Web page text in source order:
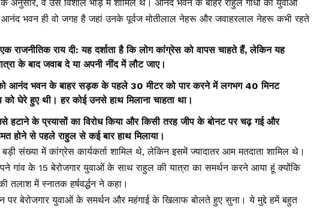
अनुसार, वे उस विशाल भीड़ में शामिल थे। आनंद भवन के बाहर राहुल गांधी का युवाओं
में आनंद भवन ही वो जगह है जहां उनके पूर्वज मोतीलाल नेहरू और जवाहरलाल नेहरू कभी रहते
राजनीतिक राय दी: यह दर्शाता है कि लोग कांग्रेस को वापस चाहते हैं, लेकिन यह
के बाद जवाब दे या अपनी नींद में लौट जाए।
आनंद भवन के बाहर सड़क के पहले 30 मीटर को पार करने में लगभग 40 मिनट
घेरे हुए थी। हर कोई उनसे हाथ मिलाना चाहता था।
उसे हटाने के प्रयासों का विरोध किया और किसी तरह जीप के बोनट पर चढ़ गई और
होने से पहले राहुल से कई बार हाथ मिलाया।
संख्या में कांग्रेस कार्यकर्ता शामिल थे, लेकिन इसमें ज्यादातर आम मतदाता शामिल थे।
गांव के 15 बेरोजगार युवाओं के साथ राहुल की यात्रा का समर्थन करने आया हूं क्योंकि
तलाश में स्नातक हर्षवर्द्धन ने कहा।
पर बेरोजगार युवाओं के समर्थन और महंगाई के खिलाफ बोलते हुए सुना। ये मुद्दे हमें बहुत